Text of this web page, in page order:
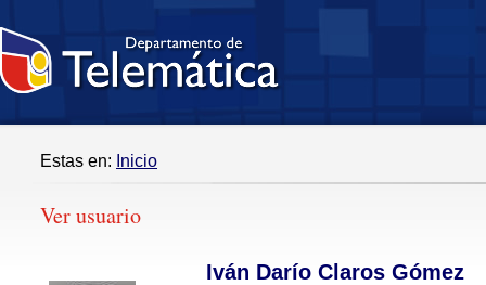
Estas en: Inicio
Ver usuario
Iván Darío Claros Gómez